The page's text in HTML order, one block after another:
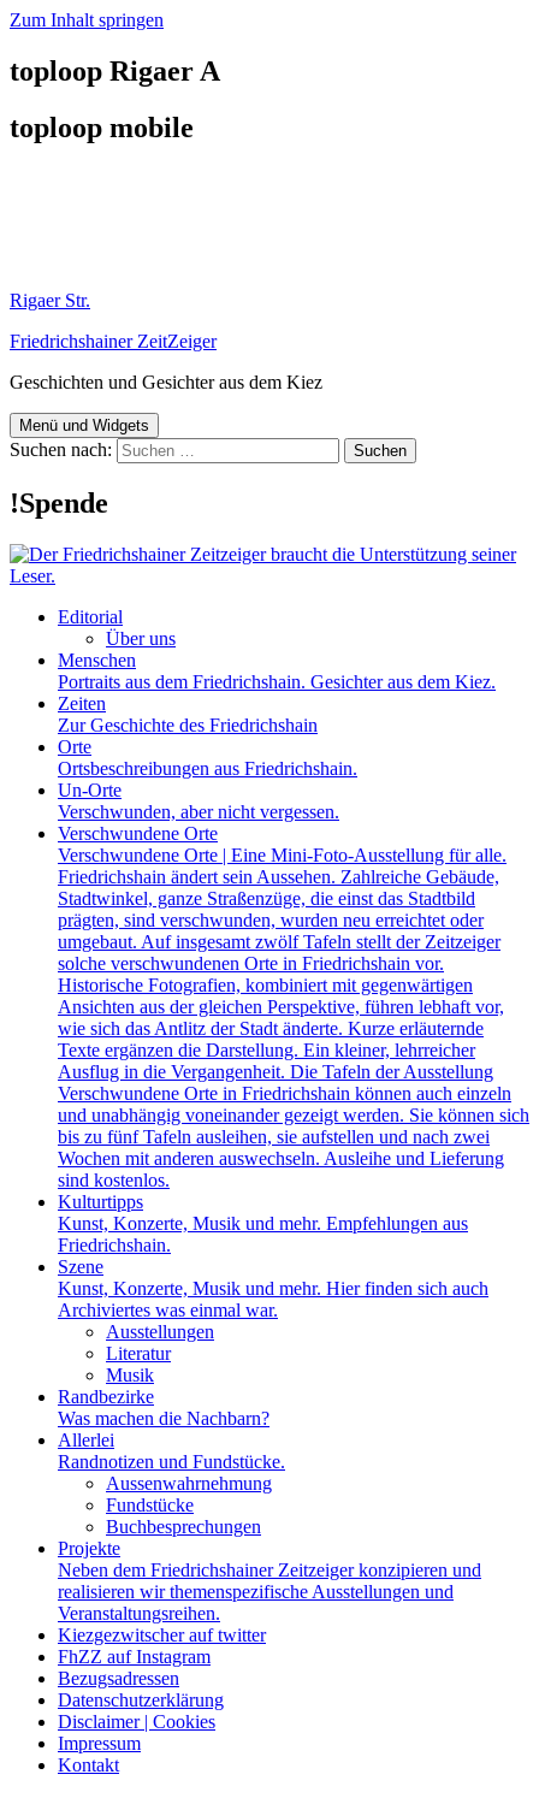
Zum Inhalt springen
toploop Rigaer A
toploop mobile
Rigaer Str.
Friedrichshainer ZeitZeiger
Geschichten und Gesichter aus dem Kiez
Menü und Widgets
Suchen nach:
!Spende
Editorial
Über uns
Menschen
Portraits aus dem Friedrichshain. Gesichter aus dem Kiez.
Zeiten
Zur Geschichte des Friedrichshain
Orte
Ortsbeschreibungen aus Friedrichshain.
Un-Orte
Verschwunden, aber nicht vergessen.
Verschwundene Orte
Verschwundene Orte | Eine Mini-Foto-Ausstellung für alle.
Friedrichshain ändert sein Aussehen. Zahlreiche Gebäude,
Stadtwinkel, ganze Straßenzüge, die einst das Stadtbild
prägten, sind verschwunden, wurden neu erreichtet oder
umgebaut. Auf insgesamt zwölf Tafeln stellt der Zeitzeiger
solche verschwundenen Orte in Friedrichshain vor.
Historische Fotografien, kombiniert mit gegenwärtigen
Ansichten aus der gleichen Perspektive, führen lebhaft vor,
wie sich das Antlitz der Stadt änderte. Kurze erläuternde
Texte ergänzen die Darstellung. Ein kleiner, lehrreicher
Ausflug in die Vergangenheit. Die Tafeln der Ausstellung
Verschwundene Orte in Friedrichshain können auch einzeln
und unabhängig voneinander gezeigt werden. Sie können sich
bis zu fünf Tafeln ausleihen, sie aufstellen und nach zwei
Wochen mit anderen auswechseln. Ausleihe und Lieferung
sind kostenlos.
Kulturtipps
Kunst, Konzerte, Musik und mehr. Empfehlungen aus
Friedrichshain.
Szene
Kunst, Konzerte, Musik und mehr. Hier finden sich auch
Archiviertes was einmal war.
Ausstellungen
Literatur
Musik
Randbezirke
Was machen die Nachbarn?
Allerlei
Randnotizen und Fundstücke.
Aussenwahrnehmung
Fundstücke
Buchbesprechungen
Projekte
Neben dem Friedrichshainer Zeitzeiger konzipieren und
realisieren wir themenspezifische Ausstellungen und
Veranstaltungsreihen.
Kiezgezwitscher auf twitter
FhZZ auf Instagram
Bezugsadressen
Datenschutzerklärung
Disclaimer | Cookies
Impressum
Kontakt